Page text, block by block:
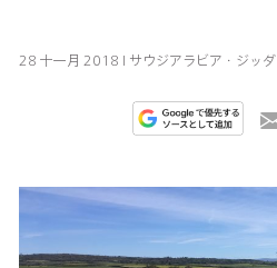
28 十一月 2018 I サウジアラビア・ジッダ